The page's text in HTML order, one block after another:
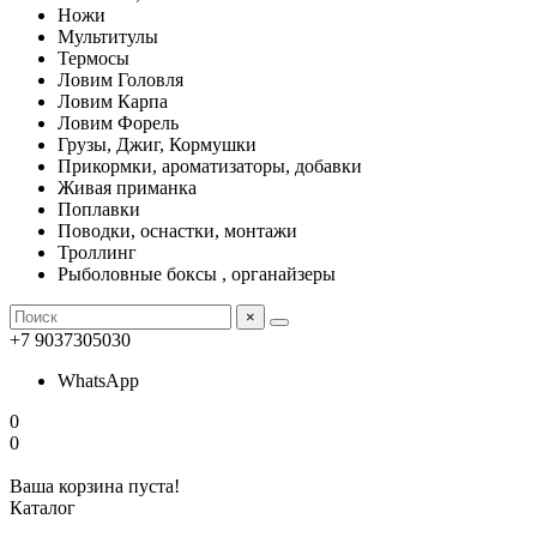
Ножи
Мультитулы
Термосы
Ловим Головля
Ловим Карпа
Ловим Форель
Грузы, Джиг, Кормушки
Прикормки, ароматизаторы, добавки
Живая приманка
Поплавки
Поводки, оснастки, монтажи
Троллинг
Рыболовные боксы , органайзеры
×
+7 9037305030
WhatsApp
0
0
Ваша корзина пуста!
Каталог